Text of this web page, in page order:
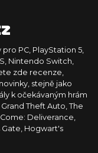
PC, PlayStation 5,
Nintendo Switch,
zde recenze,
stejně jako
k očekávaným hrám
Theft Auto, The
Deliverance,
Gate, Hogwart's